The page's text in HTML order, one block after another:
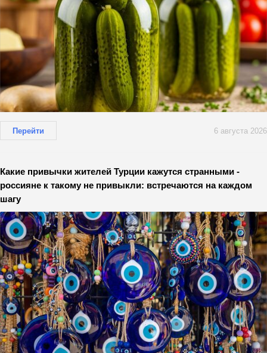
Перейти 6 августа 2026
Какие привычки жителей Турции кажутся странными -
россияне к такому не привыкли: встречаются на каждом
шагу